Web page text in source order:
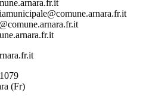
(Fr)